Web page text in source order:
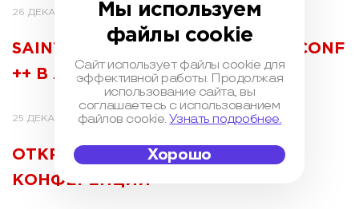
26 ДЕКАБРЯ 2018
SAINT HL++ И MOSCOW PYTHON CONF
++ В АПРЕЛЕ
25 ДЕКАБРЯ 2018
ОТКРЫТ CALL FOR PAPERS НА 5
КОНФЕРЕНЦИЙ
Мы используем
файлы cookie
Сайт использует файлы cookie для
эффективной работы. Продолжая
использование сайта, вы
соглашаетесь с использованием
файлов cookie.Узнать подробнее.
Хорошо